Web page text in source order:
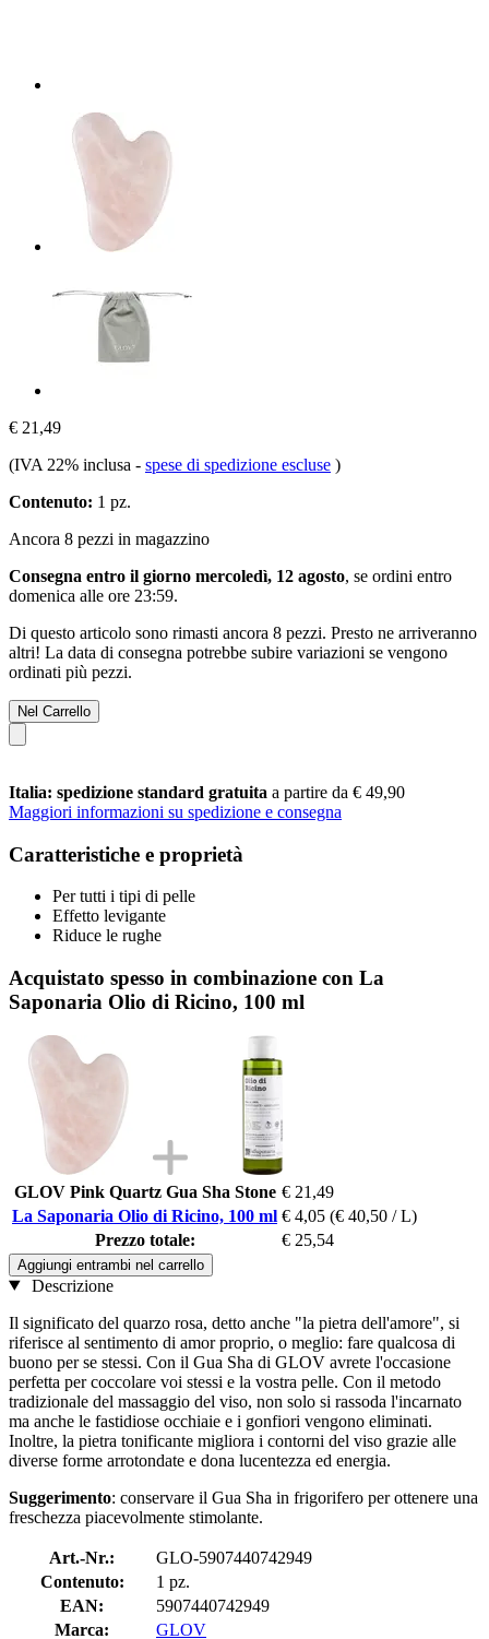
€ 21,49
(IVA 22% inclusa - spese di spedizione escluse )
Contenuto: 1 pz.
Ancora 8 pezzi in magazzino
Consegna entro il giorno mercoledì, 12 agosto, se ordini entro
domenica alle ore 23:59.
Di questo articolo sono rimasti ancora 8 pezzi. Presto ne arriveranno
altri! La data di consegna potrebbe subire variazioni se vengono
ordinati più pezzi.
Nel Carrello
Italia: spedizione standard gratuita a partire da € 49,90
Maggiori informazioni su spedizione e consegna
Caratteristiche e proprietà
Per tutti i tipi di pelle
Effetto levigante
Riduce le rughe
Acquistato spesso in combinazione con La
Saponaria Olio di Ricino, 100 ml
GLOV Pink Quartz Gua Sha Stone € 21,49
La Saponaria Olio di Ricino, 100 ml € 4,05 (€ 40,50 / L)
Prezzo totale:
€ 25,54
Aggiungi entrambi nel carrello
Descrizione
Il significato del quarzo rosa, detto anche "la pietra dell'amore", si
riferisce al sentimento di amor proprio, o meglio: fare qualcosa di
buono per se stessi. Con il Gua Sha di GLOV avrete l'occasione
perfetta per coccolare voi stessi e la vostra pelle. Con il metodo
tradizionale del massaggio del viso, non solo si rassoda l'incarnato
ma anche le fastidiose occhiaie e i gonfiori vengono eliminati.
Inoltre, la pietra tonificante migliora i contorni del viso grazie alle
diverse forme arrotondate e dona lucentezza ed energia.
Suggerimento: conservare il Gua Sha in frigorifero per ottenere una
freschezza piacevolmente stimolante.
Art.-Nr.:
GLO-5907440742949
Contenuto:
1 pz.
EAN:
5907440742949
Marca:
GLOV